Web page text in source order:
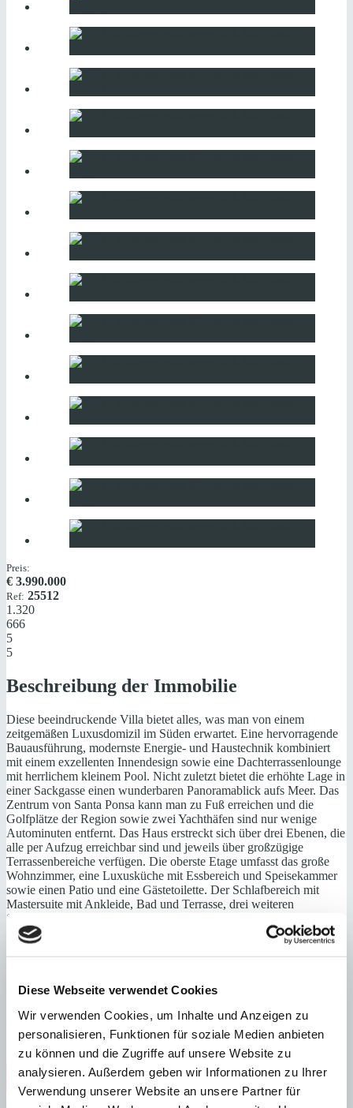
Diese Webseite verwendet Cookies
Wir verwenden Cookies, um Inhalte und Anzeigen zu
personalisieren, Funktionen für soziale Medien anbieten
zu können und die Zugriffe auf unsere Website zu
analysieren. Außerdem geben wir Informationen zu Ihrer
Verwendung unserer Website an unsere Partner für
Preis:
€ 3.990.000
Ref: 25512
1.320
666
5
5
Beschreibung der Immobilie
Diese beeindruckende Villa bietet alles, was man von einem
zeitgemäßen Luxusdomizil im Süden erwartet. Eine hervorragende
Bauausführung, modernste Energie- und Haustechnik kombiniert
mit einem exzellenten Innendesign sowie eine Dachterrassenlounge
mit herrlichem kleinem Pool. Nicht zuletzt bietet die erhöhte Lage in
einer Sackgasse einen wunderbaren Panoramablick aufs Meer. Das
Zentrum von Santa Ponsa kann man zu Fuß erreichen und die
Golfplätze der Region sowie zwei Yachthäfen sind nur wenige
Autominuten entfernt. Das Haus erstreckt sich über drei Ebenen, die
alle per Aufzug erreichbar sind und jeweils über großzügige
Terrassenbereiche verfügen. Die oberste Etage umfasst das große
Wohnzimmer, eine Luxusküche mit Essbereich und Speisekammer
sowie einen Patio und eine Gästetoilette. Der Schlafbereich mit
Mastersuite mit Ankleide, Bad und Terrasse, drei weiteren
Schlafzimmern (eines davon mit Ankleide) und drei Bädern, eines
davon en suite, befinden sich auf der mittleren Etage. Auf der
unteren Ebene stehen ein Gästeapartment mit Wohn-/Esszimmer,
offener Küche, einem Schlafzimmer, Ankleide und Bad sowie ein
ein Bad zur Verfügung. Ein aufwendig angelegter Garten mit
attraktive Angebot.
Santa Ponsa
Abstellraum
Erstbezug Gäste-WC Meerblick
Nähe Strand
Nähe Zentrum
Neubau Personenaufzug
Sauna
Swimmingpool
Zentrum Fußbodenheizung